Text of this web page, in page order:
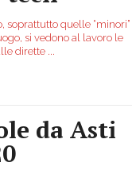
soprattutto quelle “minori”
si vedono al lavoro le
dirette
da Asti